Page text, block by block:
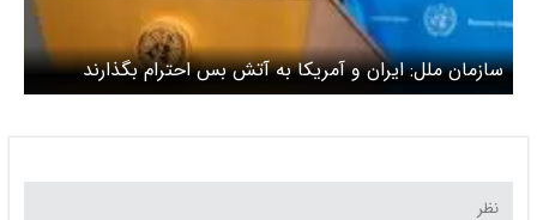
سازمان ملل: ایران و آمریکا به آتش بس احترام بگذارند